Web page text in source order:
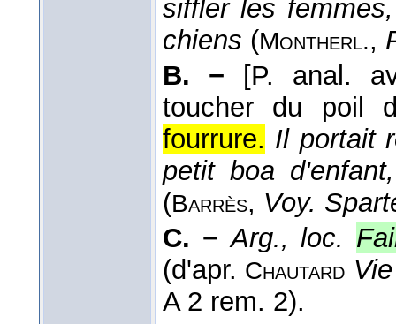
siffler les
chiens (Montherl.,
B. −
[P. anal.
toucher du poil
fourrure. Il portait
petit boa
(Barrès, Voy.
C. − Arg., loc.
(d'apr. Chautard
A 2 rem. 2).